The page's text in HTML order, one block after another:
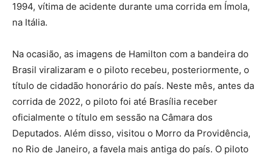
1994, vítima de acidente durante uma corrida em Ímola,
na Itália.
Na ocasião, as imagens de Hamilton com a bandeira do
Brasil viralizaram e o piloto recebeu, posteriormente, o
título de cidadão honorário do país. Neste mês, antes da
corrida de 2022, o piloto foi até Brasília receber
oficialmente o título em sessão na Câmara dos
Deputados. Além disso, visitou o Morro da Providência,
no Rio de Janeiro, a favela mais antiga do país. O piloto